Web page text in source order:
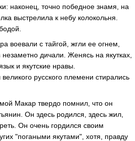
наконец, точно победное знамя, на
выстрелила к небу колокольня.
воевали с тайгой, жгли ее огнем,
дичали. Женясь на якутках,
и якутские нравы.
русского племени стирались
Макар твердо помнил, что он
Он здесь родился, здесь жил,
Он очень гордился своим
"погаными якутами", хотя, правду